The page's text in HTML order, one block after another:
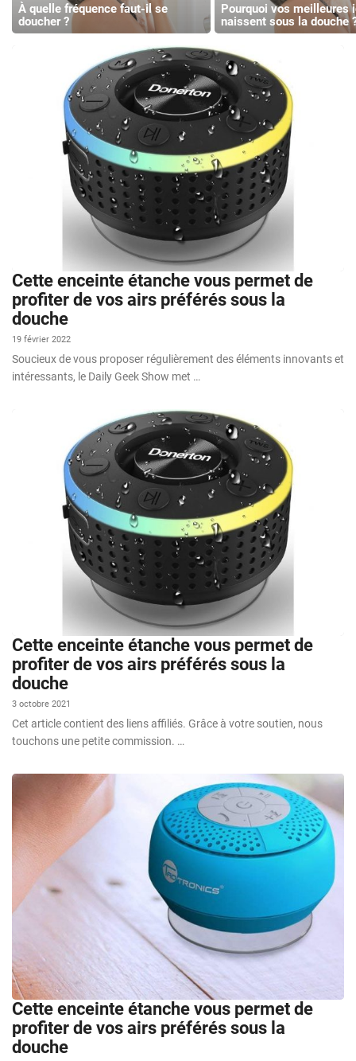
À quelle fréquence faut-il se
doucher ?
Pourquoi vos meilleures
naissent sous la douche
Cette enceinte étanche vous permet de
profiter de vos airs préférés sous la
douche
19 février 2022
Soucieux de vous proposer régulièrement des éléments innovants et
intéressants, le Daily Geek Show met …
Cette enceinte étanche vous permet de
profiter de vos airs préférés sous la
douche
3 octobre 2021
Cet article contient des liens affiliés. Grâce à votre soutien, nous
touchons une petite commission. …
Cette enceinte étanche vous permet de
profiter de vos airs préférés sous la
douche